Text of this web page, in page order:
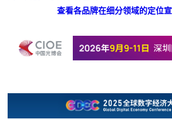
查看各品牌在细分领域的定位